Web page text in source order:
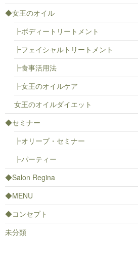
◆女王のオイル
┣ボディートリートメント
┣フェイシャルトリートメント
┣食事活用法
┣女王のオイルケア
女王のオイルダイエット
◆セミナー
┣オリーブ・セミナー
┣パーティー
◆Salon Regina
◆MENU
◆コンセプト
未分類